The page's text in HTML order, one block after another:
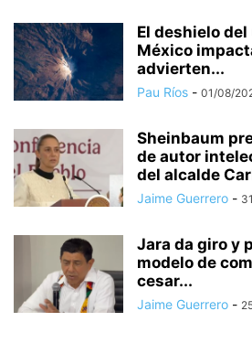
El deshielo
México
advierten...
Pau Ríos - 01/08/
Sheinbaum
de autor
del alcalde
Jaime Guerrero -
Jara da giro y
modelo de
cesar...
Jaime Guerrero -